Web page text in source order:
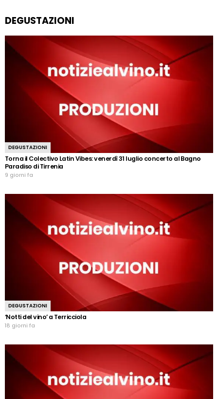
DEGUSTAZIONI
DEGUSTAZIONI
Torna il Colectivo Latin Vibes: venerdì 31 luglio concerto al Bagno
Paradiso di Tirrenia
9 giorni fa
DEGUSTAZIONI
‘Notti del vino’ a Terricciola
18 giorni fa